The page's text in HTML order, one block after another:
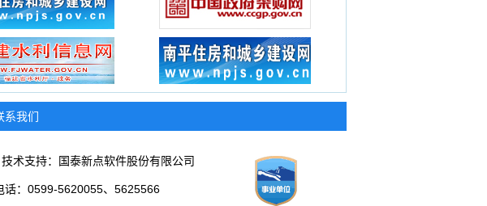
系我们
术支持：国泰新点软件股份有限公司
：0599-5620055、5625566